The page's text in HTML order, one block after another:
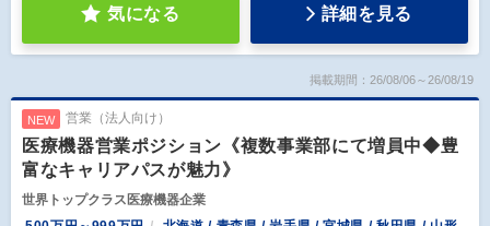
気になる 詳細を見る
掲載期間：26/08/06～26/08/19
NEW 営業（法人向け）
医療機器営業ポジション《複数事業部にて増員中◆豊
富なキャリアパスが魅力》
世界トップクラス医療機器企業